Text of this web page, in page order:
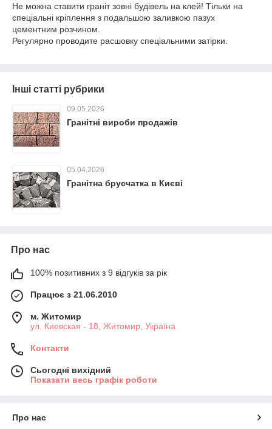
Не можна ставити граніт зовні будівель на клей! Тільки на
спеціальні кріплення з подальшою заливкою пазух
цементним розчином.
Регулярно проводите расшовку спеціальними затірки.
Інші статті рубрики
09.05.2026
Гранітні вироби продажів
05.04.2026
Гранітна брусчатка в Києві
Про нас
100% позитивних з 9 відгуків за рік
Працює з 21.06.2010
м. Житомир
ул. Киевская - 18, Житомир, Україна
Контакти
Сьогодні вихідний
Показати весь графік роботи
Про нас